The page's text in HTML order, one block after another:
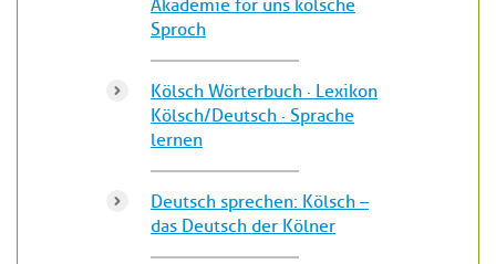
Akademie för uns kölsche
Sproch
Kölsch Wörterbuch · Lexikon
Kölsch/Deutsch · Sprache
lernen
Deutsch sprechen: Kölsch –
das Deutsch der Kölner